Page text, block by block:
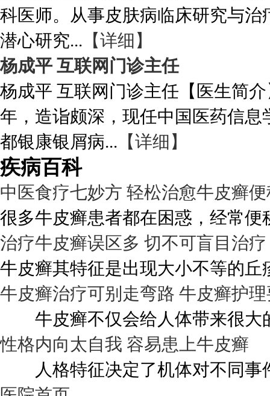
科医师。从事皮肤病临床研究与
潜心研究... 【详细】
杨成平 互联网门诊主任
杨成平 互联网门诊主任【医生简
年，造诣颇深，现任中国医药信
都银康银屑病... 【详细】
疾病百科
中医食疗七妙方 轻松治愈牛皮癣
很多牛皮癣患者都在困惑，经常便
治疗牛皮癣误区多 切不可盲目治疗
牛皮癣其特征是出现大小不等的丘
牛皮癣治疗可别走弯路 牛皮癣护
牛皮癣不仅会给人体带来很大
性格内向太自我 容易患上牛皮癣
人格特征决定了机体对不同事